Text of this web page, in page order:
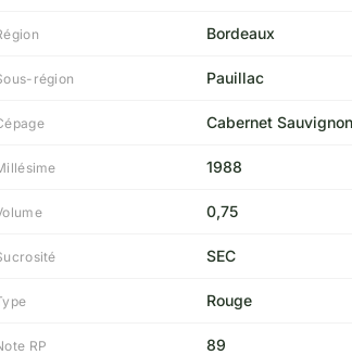
Bordeaux
région Pauillac
Cabernet
1988
0,75
SEC
Rouge
RP 89